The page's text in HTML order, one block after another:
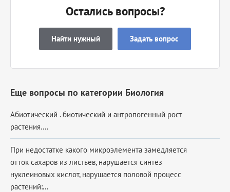
Остались вопросы?
Найти нужный Задать вопрос
Еще вопросы по категории Биология
Абиотический . биотический и антропогенный рост
растения....
При недостатке какого микроэлемента замедляется
отток сахаров из листьев, нарушается синтез
нуклеиновых кислот, нарушается половой процесс
растений:...